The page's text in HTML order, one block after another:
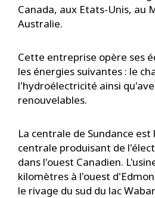
Canada, aux Etats-Unis, au
Australie.
Cette entreprise opère ses
les énergies suivantes : le
l'hydroélectricité ainsi
renouvelables.
La centrale de Sundance est
centrale produisant de
dans l'ouest Canadien.
kilomètres à l'ouest
le rivage du sud du lac